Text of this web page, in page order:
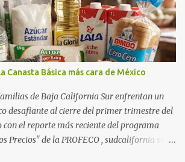
embargo, la sorpresa del año la ha dado el
encabeza las expectativas con un
ocupación, impulsado por el interés
de naturaleza. Le siguen destinos
Los Cabos: 72% promedio (esperando
Nuevo). La Paz: 66%. Loreto: 58%. Mulegé:
un fenómeno de diversificación. Ya no solo
Cabos, sino por la aut...
Canasta Básica más cara de México
de Baja California Sur enfrentan un
desafiante al cierre del primer trimestre del
con el reporte más reciente del programa
Precios" de la PROFECO , sudcalifornia se